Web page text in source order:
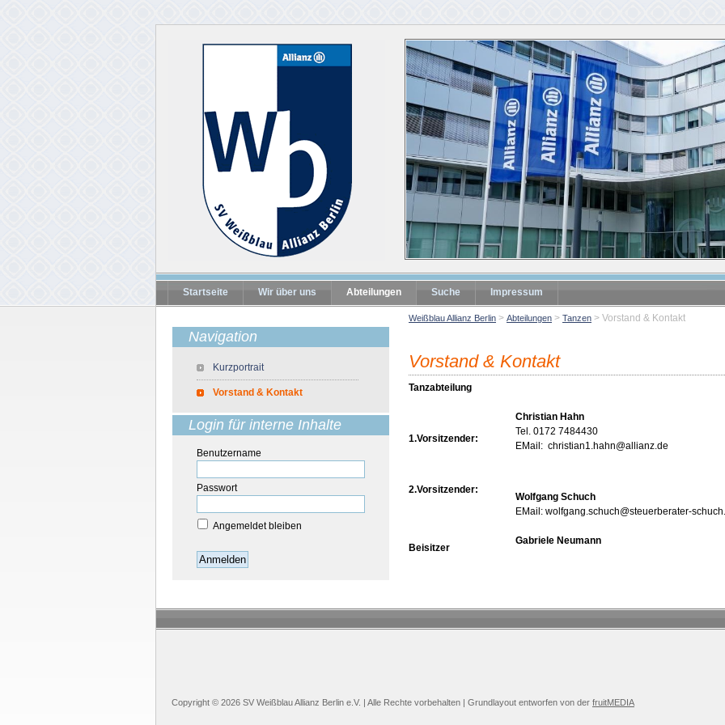
Startseite Wir über uns Abteilungen Suche Impressum
Weißblau Allianz Berlin Abteilungen Tanzen Vorstand & Kontakt
Vorstand & Kontakt
Tanzabteilung
1.Vorsitzender:
Christian Hahn
Tel. 0172 7484430
EMail: christian1.hahn@allianz.de
2.Vorsitzender:
Beisitzer
Wolfgang Schuch
EMail: wolfgang.schuch@steuerberater-
Gabriele Neumann
Navigation
Kurzportrait
Vorstand & Kontakt
Login für interne Inhalte
Benutzername
Passwort
Angemeldet bleiben
Anmelden
Copyright © 2026 SV Weißblau Allianz Berlin e.V. | Alle Rechte vorbehalten | Grundlayout entworfen von der fruitMEDIA